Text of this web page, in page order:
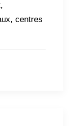
centres